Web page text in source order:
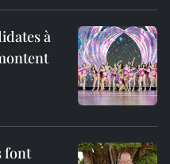
à
font